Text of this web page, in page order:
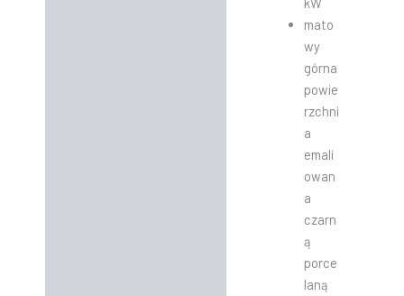
mato
wy
górna
powie
rzchni
a
emali
owan
a
czarn
ą
porce
laną